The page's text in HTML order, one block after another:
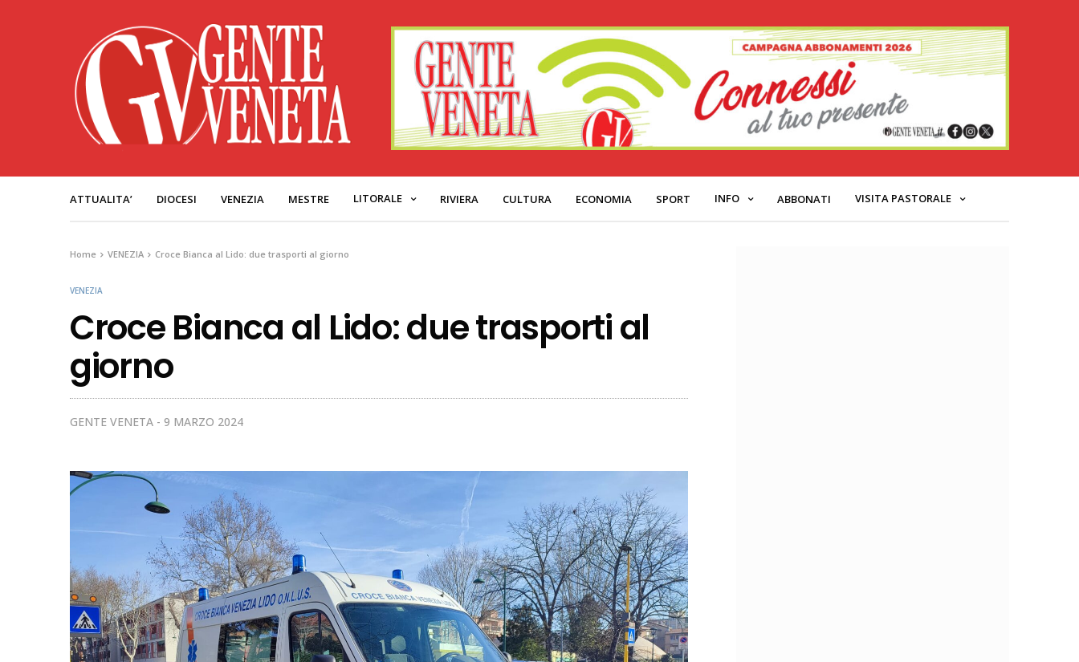
ATTUALITA’ DIOCESI VENEZIA MESTRE LITORALE RIVIERA CULTURA ECONOMIA SPORT INFO ABBONATI VISITA PASTORALE
Home VENEZIA Croce Bianca al Lido: due trasporti al giorno
VENEZIA
Croce Bianca al Lido: due trasporti al
giorno
GENTE VENETA 9 MARZO 2024